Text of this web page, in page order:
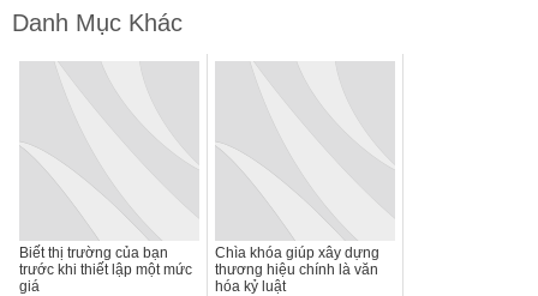
Danh Mục Khác
Biết thị trường của bạn
trước khi thiết lập một mức
giá
Chìa khóa giúp xây dựng
thương hiệu chính là văn
hóa kỷ luật